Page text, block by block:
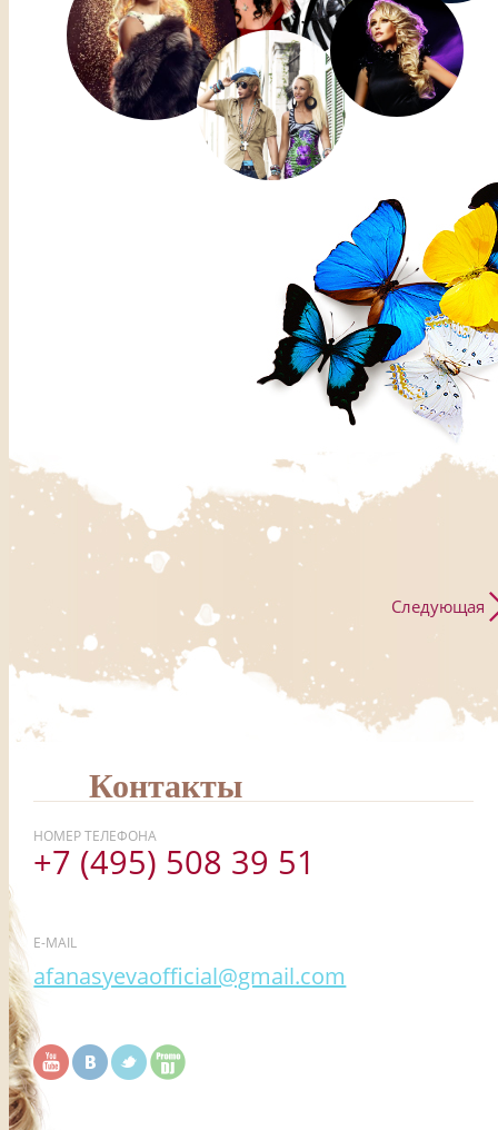
Следующая
Контакты
НОМЕР ТЕЛЕФОНА
+7 (495) 508 39 51
E-MAIL
afanasyevaofficial@gmail.com